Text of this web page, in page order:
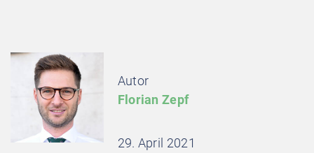
Autor
Florian Zepf
29. April 2021